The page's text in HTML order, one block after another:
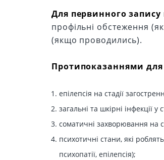
Для первинного запису
профільні обстеження
(якщо проводились).
Протипоказаннями для
епілепсія на стадії
загальні та шкірні інфекції у
соматичні захворювання на
психотичні стани, які
психопатії, епілепсія);